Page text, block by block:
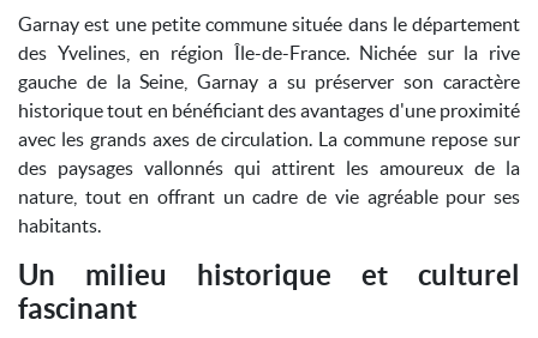
Garnay est une petite commune située dans le département
des Yvelines, en région Île-de-France. Nichée sur la rive
gauche de la Seine, Garnay a su préserver son caractère
historique tout en bénéficiant des avantages d'une proximité
avec les grands axes de circulation. La commune repose sur
des paysages vallonnés qui attirent les amoureux de la
nature, tout en offrant un cadre de vie agréable pour ses
habitants.
Un milieu historique et culturel
fascinant